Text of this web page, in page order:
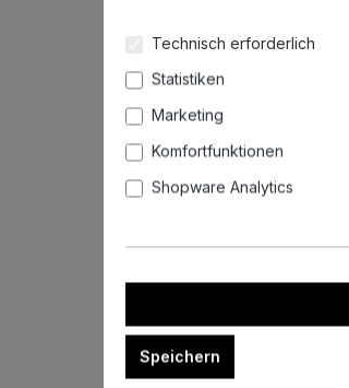
Technisch erforderlich
Statistiken
Marketing
Komfortfunktionen
Shopware Analytics
Speichern